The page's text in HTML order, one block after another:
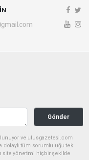
Gönder
ve ulusgazetesi.com
dolaylı tüm sorumluluğu tek
site yönetimi hiçbir şekilde